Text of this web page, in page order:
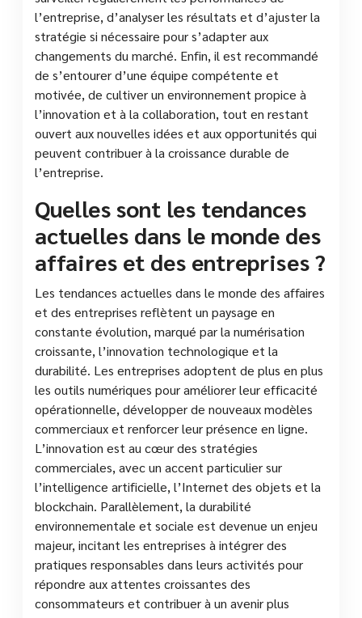
l’entreprise, d’analyser les résultats et d’ajuster la
stratégie si nécessaire pour s’adapter aux
changements du marché. Enfin, il est recommandé
de s’entourer d’une équipe compétente et
motivée, de cultiver un environnement propice à
l’innovation et à la collaboration, tout en restant
ouvert aux nouvelles idées et aux opportunités qui
peuvent contribuer à la croissance durable de
l’entreprise.
Quelles sont les tendances
actuelles dans le monde des
affaires et des entreprises ?
Les tendances actuelles dans le monde des affaires
et des entreprises reflètent un paysage en
constante évolution, marqué par la numérisation
croissante, l’innovation technologique et la
durabilité. Les entreprises adoptent de plus en plus
les outils numériques pour améliorer leur efficacité
opérationnelle, développer de nouveaux modèles
commerciaux et renforcer leur présence en ligne.
L’innovation est au cœur des stratégies
commerciales, avec un accent particulier sur
l’intelligence artificielle, l’Internet des objets et la
blockchain. Parallèlement, la durabilité
environnementale et sociale est devenue un enjeu
majeur, incitant les entreprises à intégrer des
pratiques responsables dans leurs activités pour
répondre aux attentes croissantes des
consommateurs et contribuer à un avenir plus